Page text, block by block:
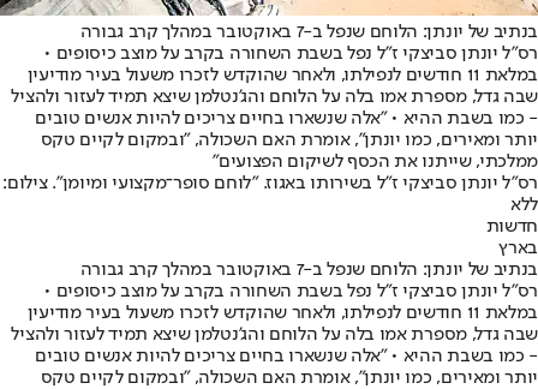
בנתיב של יונתן: הלוחם שנפל ב-7 באוקטובר במהלך קרב גבורה
רס"ל יונתן סביצקי ז"ל נפל בשבת השחורה בקרב על מוצב כיסופים •
במלאת 11 חודשים לנפילתו, ולאחר שהוקדש לזכרו משעול בעיר מודיעין
שבה גדל, מספרת אמו בלה על הלוחם והג'נטלמן שיצא תמיד לעזור ולהציל
- כמו בשבת ההיא • "אלה שנשארו בחיים צריכים להיות אנשים טובים
יותר ומאירים, כמו יונתן", אומרת האם השכולה, "ובמקום לקיים טקס
ממלכתי, שייתנו את הכסף לשיקום הפצועים"
רס"ל יונתן סביצקי ז"ל בשירותו באגוז. "לוחם סופר־מקצועי ומיומן". צילום:
ללא
חדשות
בארץ
בנתיב של יונתן: הלוחם שנפל ב-7 באוקטובר במהלך קרב גבורה
רס"ל יונתן סביצקי ז"ל נפל בשבת השחורה בקרב על מוצב כיסופים •
במלאת 11 חודשים לנפילתו, ולאחר שהוקדש לזכרו משעול בעיר מודיעין
שבה גדל, מספרת אמו בלה על הלוחם והג'נטלמן שיצא תמיד לעזור ולהציל
- כמו בשבת ההיא • "אלה שנשארו בחיים צריכים להיות אנשים טובים
יותר ומאירים, כמו יונתן", אומרת האם השכולה, "ובמקום לקיים טקס